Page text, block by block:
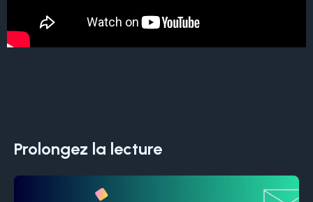
Prolongez la lecture